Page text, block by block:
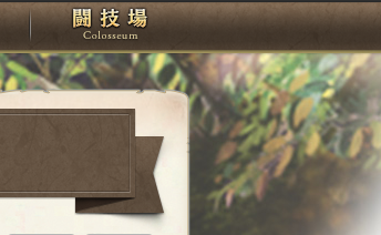
ショップ 闘技場